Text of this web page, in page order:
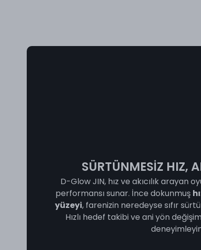
SÜRTÜNMESİZ HIZ,
D-Glow JIN, hız ve akıcılık arayan
performansı sunar. İnce dokunmuş
yüzeyi, farenizin neredeyse sıfır
Hızlı hedef takibi ve ani yön